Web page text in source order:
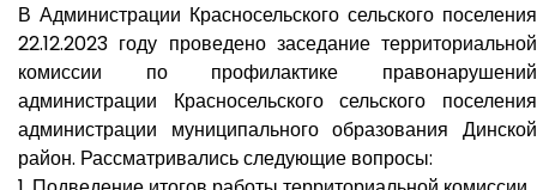
В Администрации Красносельского сельского поселения
22.12.2023 году проведено заседание территориальной
комиссии по профилактике правонарушений
администрации Красносельского сельского поселения
администрации муниципального образования Динской
район. Рассматривались следующие вопросы: